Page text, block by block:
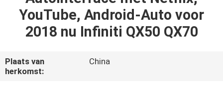
VIDEOS
ONGEVEER
ONS
YouTube, Android-Auto voor
2018 nu Infiniti QX50 QX70
Plaats van
herkomst:
China